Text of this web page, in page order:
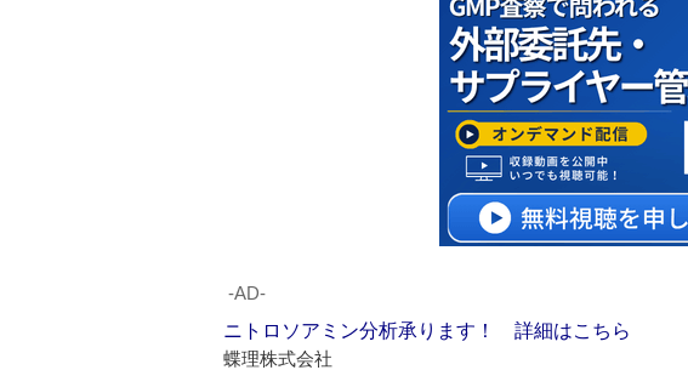
‐AD‐
ニトロソアミン分析承ります！ 詳細はこちら
蝶理株式会社